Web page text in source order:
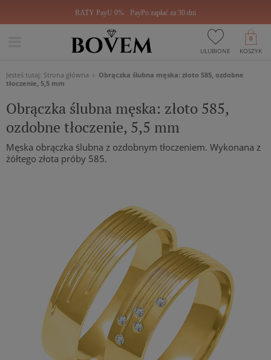
RATY PayU 0% PayPo zapłać za 30 dni
ULUBIONE KOSZYK
0
Jesteś tutaj: Strona główna
Obrączka ślubna męska: złoto 585, ozdobne
tłoczenie, 5,5 mm
Obrączka ślubna męska: złoto 585,
ozdobne tłoczenie, 5,5 mm
Męska obrączka ślubna z ozdobnym tłoczeniem. Wykonana z
żółtego złota próby 585.